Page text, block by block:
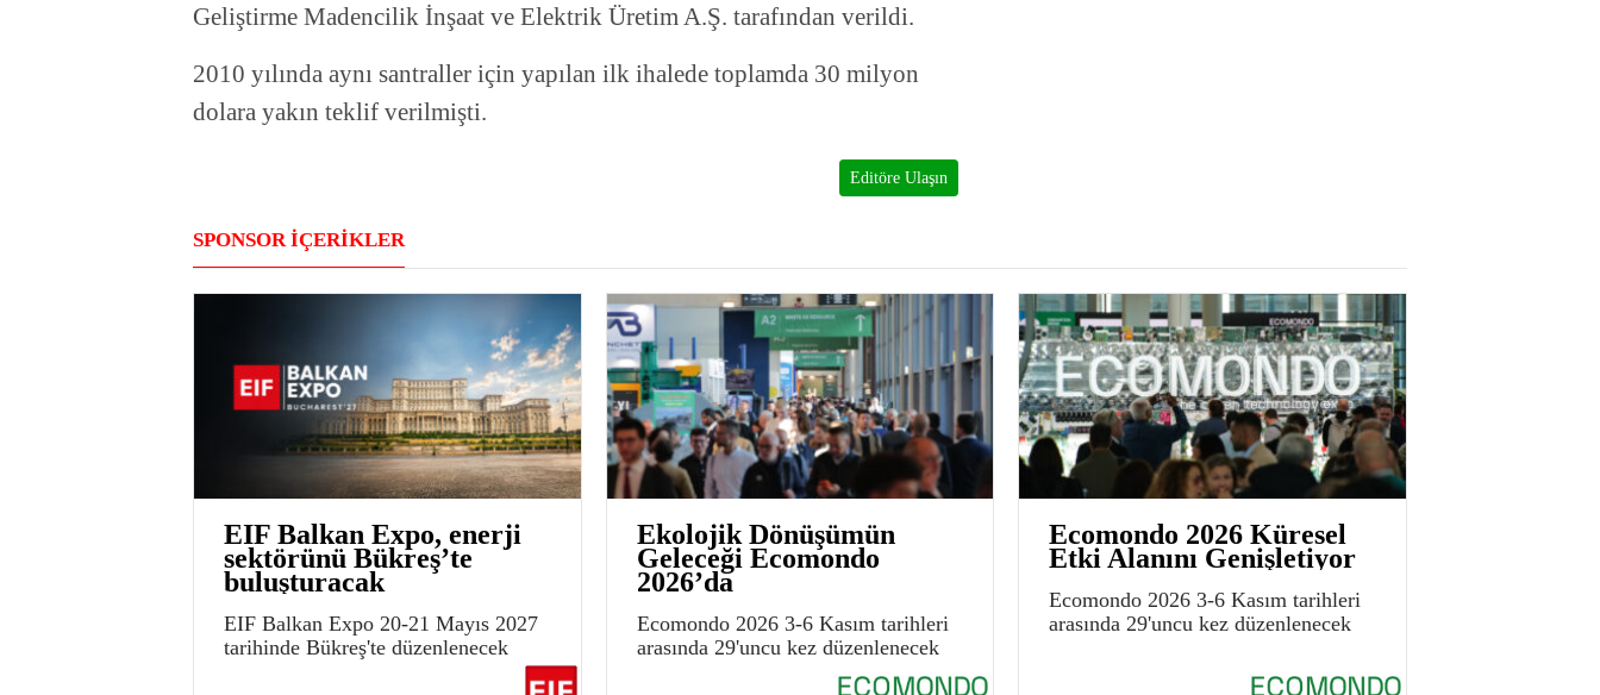
Geliştirme Madencilik İnşaat ve Elektrik Üretim A.Ş. tarafından verildi.
2010 yılında aynı santraller için yapılan ilk ihalede toplamda 30 milyon
dolara yakın teklif verilmişti.
Editöre Ulaşın
SPONSOR İÇERİKLER
EIF Balkan Expo, enerji
sektörünü Bükreş’te
buluşturacak
EIF Balkan Expo 20-21 Mayıs 2027
tarihinde Bükreş'te düzenlenecek
Ekolojik Dönüşümün
Geleceği Ecomondo
2026’da
Ecomondo 2026 3-6 Kasım tarihleri
arasında 29'uncu kez düzenlenecek
Ecomondo 2026 Küresel
Etki Alanını Genişletiyor
Ecomondo 2026 3-6 Kasım tarihleri
arasında 29'uncu kez düzenlenecek